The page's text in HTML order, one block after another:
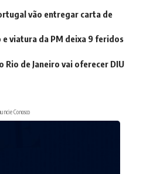
vão entregar carta de
viatura da PM deixa 9 feridos
Rio de Janeiro vai oferecer DIU
Conosco